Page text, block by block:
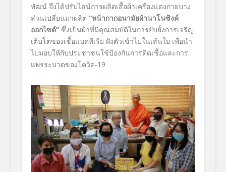
พัฒน์ จึงได้ปรับไลน์การผลิตเสื้อผ้าเครื่องแต่งกายบาง
ส่วนเปลี่ยนมาผลิต “หน้ากากอนามัยผ้านาโนซิงค์
ออกไซด์” ซึ่งเป็นผ้าที่มีคุณสมบัติในการยับยั้งการเจริญ
เติบโตของเชื้อแบคทีเรีย ฝังตัวเข้าไปในเส้นใย เพื่อนำ
ไปมอบให้กับประชาชนใช้ป้องกันการติดเชื้อและการ
แพร่ระบาดของโควิด-19